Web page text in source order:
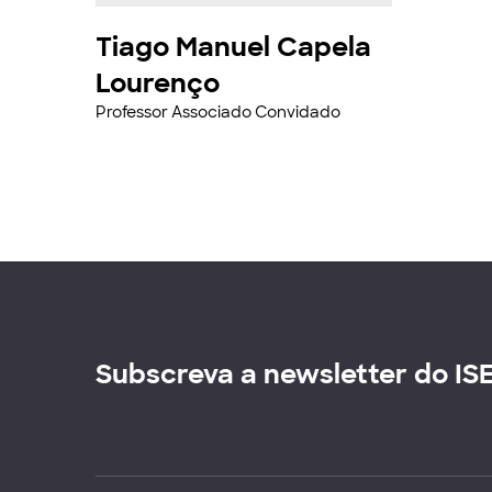
Tiago Manuel Capela
Lourenço
Professor Associado Convidado
Subscreva a newsletter do